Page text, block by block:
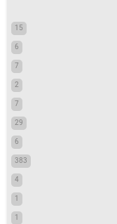
15
6
7
2
7
29
6
383
4
1
1